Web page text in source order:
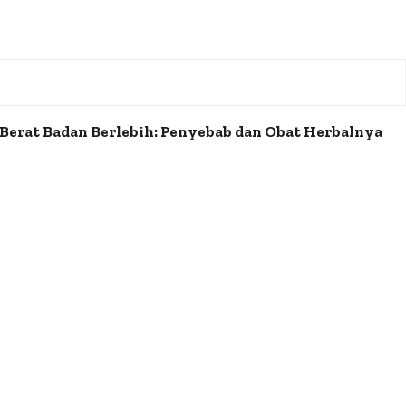
Berat Badan Berlebih: Penyebab dan Obat Herbalnya